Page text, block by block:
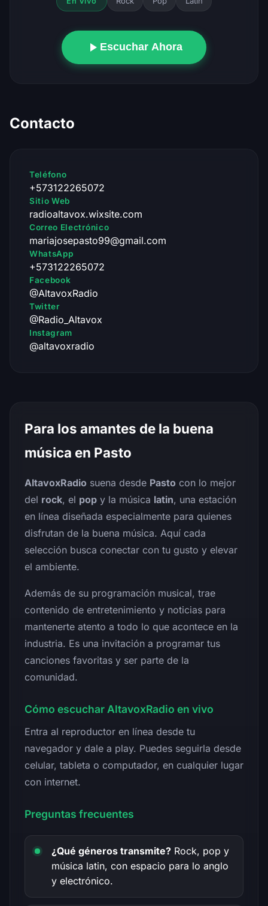
Escuchar Ahora
Contacto
Teléfono
+573122265072
Sitio Web
radioaltavox.wixsite.com
Correo Electrónico
mariajosepasto99@gmail.com
WhatsApp
+573122265072
Facebook
@AltavoxRadio
Twitter
@Radio_Altavox
Instagram
@altavoxradio
Para los amantes de la buena
música en Pasto
AltavoxRadio suena desde Pasto con lo mejor
del rock, el pop y la música latin, una estación
en línea diseñada especialmente para quienes
disfrutan de la buena música. Aquí cada
selección busca conectar con tu gusto y elevar
el ambiente.
Además de su programación musical, trae
contenido de entretenimiento y noticias para
mantenerte atento a todo lo que acontece en la
industria. Es una invitación a programar tus
canciones favoritas y ser parte de la
comunidad.
Cómo escuchar AltavoxRadio en vivo
Entra al reproductor en línea desde tu
navegador y dale a play. Puedes seguirla desde
celular, tableta o computador, en cualquier lugar
con internet.
Preguntas frecuentes
¿Qué géneros transmite? Rock, pop y
música latin, con espacio para lo anglo
y electrónico.